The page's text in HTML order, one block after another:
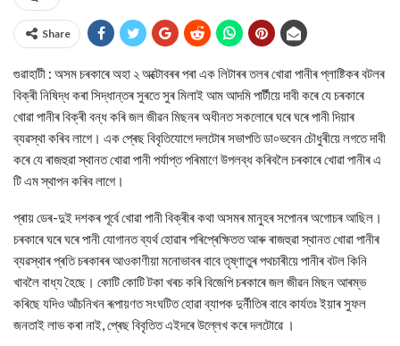
Share
গুৱাহাটী : অসম চৰকাৰে অহা ২ অক্টোবৰৰ পৰা এক লিটাৰৰ তলৰ খোৱা পানীৰ প্লাষ্টিকৰ বটলৰ
বিক্ৰী নিষিদ্ধ কৰা সিদ্ধান্তৰ সুৰতে সুৰ মিলাই আম আদমি পাৰ্টীয়ে দাবী কৰে যে চৰকাৰে
খোৱা পানীৰ বিক্ৰী বন্ধ কৰি জল জীৱন মিছনৰ অধীনত সকলোৰে ঘৰে ঘৰে পানী দিয়াৰ
ব্যৱস্থা কৰিব লাগে। এক প্ৰেছ বিবৃতিযোগে দলটোৰ সভাপতি ডা৹ ভবেন চৌধুৰীয়ে লগতে দাবী
কৰে যে ৰাজহুৱা স্থানত খোৱা পানী পৰ্যাপ্ত পৰিমাণে উপলব্ধ কৰিবলৈ চৰকাৰে খোৱা পানীৰ এ
টি এম স্থাপন কৰিব লাগে।
প্ৰায় ডেৰ-দুই দশকৰ পূৰ্বে খোৱা পানী বিক্ৰীৰ কথা অসমৰ মানুহৰ সপোনৰ অগোচৰ আছিল।
চৰকাৰে ঘৰে ঘৰে পানী যোগানত ব্যৰ্থ হোৱাৰ পৰিপ্ৰেক্ষিতত আৰু ৰাজহুৱা স্থানত খোৱা পানীৰ
ব্যৱস্থাৰ প্ৰতি চৰকাৰৰ আওকাণীয়া মনোভাবৰ বাবে তৃষ্ণাতুৰ পথচাৰীয়ে পানীৰ বটল কিনি
খাবলৈ বাধ্য হৈছে। কোটি কোটি টকা খৰচ কৰি বিজেপি চৰকাৰে জল জীৱন মিছন আৰম্ভ
কৰিছে যদিও আঁচনিখন ৰূপায়ণত সংঘটিত হোৱা ব্যাপক দুৰ্নীতিৰ বাবে কাৰ্যতঃ ইয়াৰ সুফল
জনতাই লাভ কৰা নাই, প্ৰেছ বিবৃতিত এইদৰে উল্লেখ কৰে দলটোৱে ।